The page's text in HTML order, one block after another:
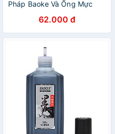
Pháp Baoke Và Ống Mực
62.000 đ